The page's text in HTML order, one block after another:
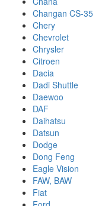
Changan CS-35
Chery
Chevrolet
Chrysler
Citroen
Dacia
Dadi Shuttle
Daewoo
DAF
Daihatsu
Datsun
Dodge
Dong Feng
Eagle Vision
FAW, BAW
Fiat